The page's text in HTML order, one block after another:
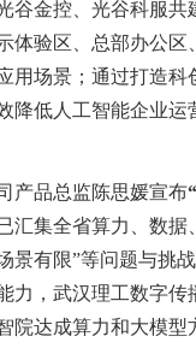
谷金控、光谷科服共
体验区、总部办公
用场景；通过打造
降低人工智能企业运
产品总监陈思媛宣布
汇集全省算力、数
景有限”等问题与挑
力，武汉理工数字
院达成算力和大模